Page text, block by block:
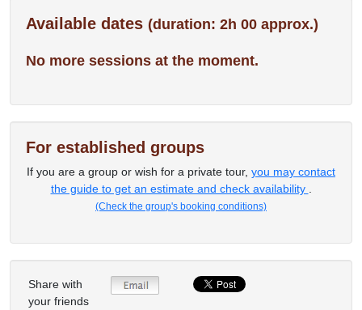
Available dates (duration: 2h 00 approx.)
No more sessions at the moment.
For established groups
If you are a group or wish for a private tour, you may contact
the guide to get an estimate and check availability
(Check the group's booking conditions)
Share with
your friends